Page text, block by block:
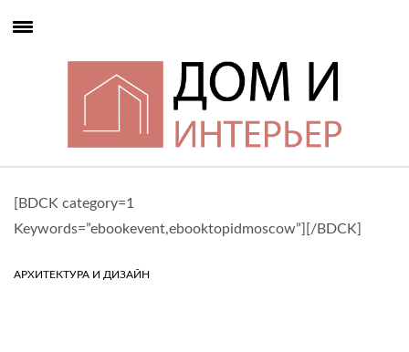
[BDCK category=1
Keywords=”ebookevent,ebooktopidmoscow”][/BDCK]
АРХИТЕКТУРА И ДИЗАЙН